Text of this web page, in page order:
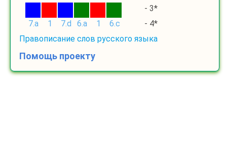
- 3*
7.a
1 7.d 6.a 1 6.c
- 4*
Правописание слов русского языка
Помощь проекту